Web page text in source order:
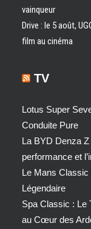
vainqueur
Drive : le 5 août,
film au cinéma
TV
Lotus Super
Conduite Pure
La BYD Denza
performance et
Le Mans Classic
Légendaire
Spa Classic : Le
au Cœur des